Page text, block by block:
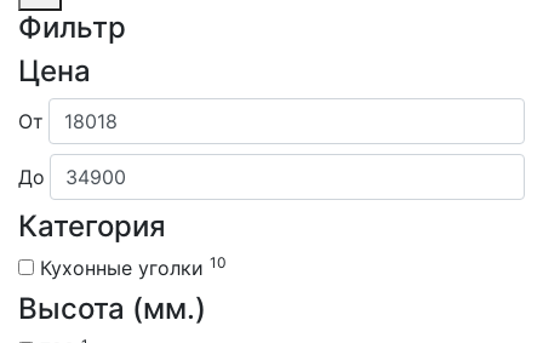
Фильтр
Цена
От
До
Категория
Кухонные уголки 10
Высота (мм.)